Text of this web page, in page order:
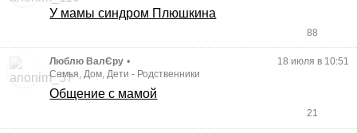
У мамы синдром Плюшкина
88
Люблю ВалЄру •
18 июля в 10:51
Семья, Дом, Дети - Родственники
Общение с мамой
21